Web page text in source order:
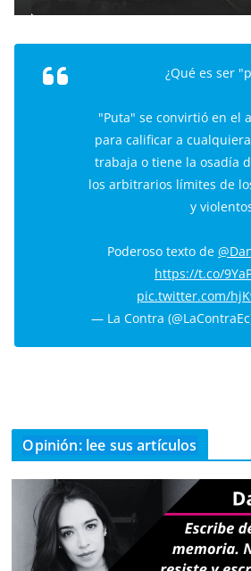
¿Qué es ser
"Puta" se convirtió en el
para calificar a
trabaja o tiene la osadía
los arbitrarios límites de
y
Poderoso texto de
https://t.co/
pic.twitter.com/
— La Contra
Opinión: lee sus artículos